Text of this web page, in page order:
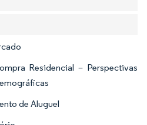
Residencial – Perspectivas
de Aluguel